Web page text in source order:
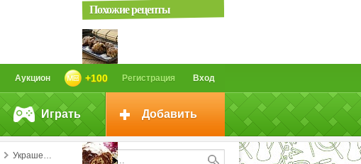
Вход
Регистрация
+100
Аукцион
Играть Добавить
Украшения из&nbsp;сахарной мастики
Похожие рецепты
пудре
Ежевика с сахарной пудрой